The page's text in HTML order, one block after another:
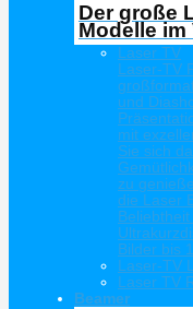
Der große
Modelle im
Laser TV
Laser-TV
und
mit
Sie sich
zu
die Laser
Bilder bis
Laser-TV
Laser TV
Beamer